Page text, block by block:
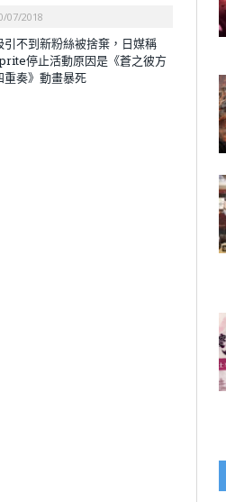
07/2018
引不到新粉絲被捨棄，日媒稱
停止活動原因是《蒼之彼方
重奏》動畫暴死